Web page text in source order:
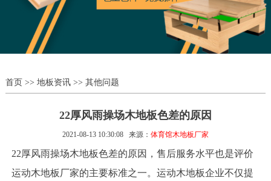
首页>> 地板资讯>> 其他问题
22厚风雨操场木地板色差的原因
2021-08-13 10:30:08 来源： 体育馆木地板厂家
22厚风雨操场木地板色差的原因，售后服务水平也是评价
运动木地板厂家的主要标准之一。运动木地板企业不仅提